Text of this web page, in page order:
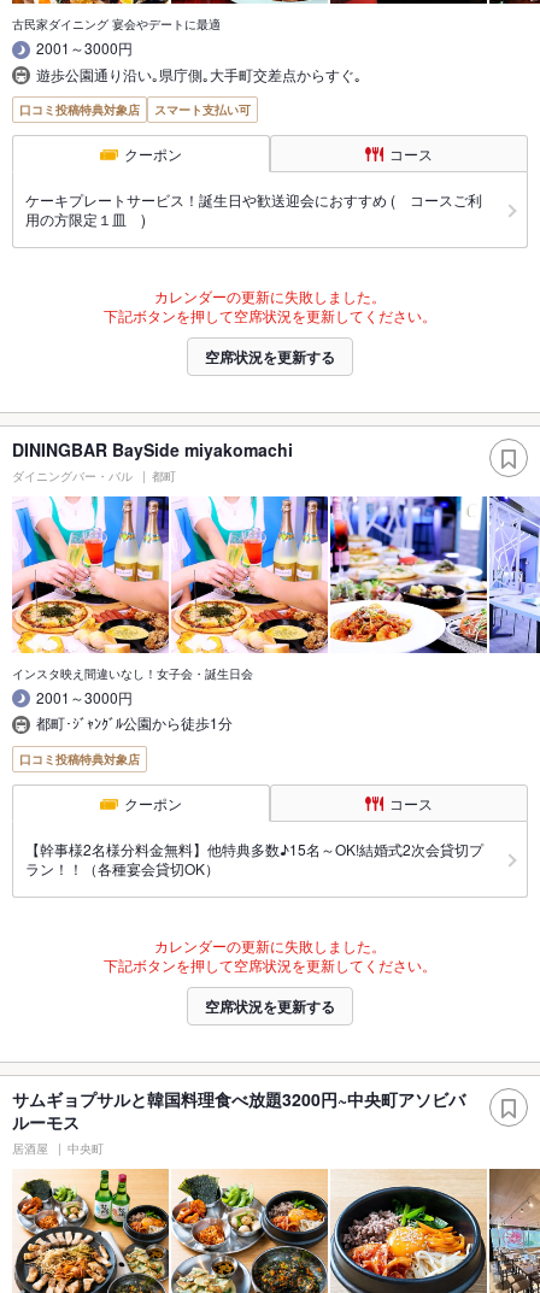
古民家ダイニング 宴会やデートに最適
2001～3000円
遊歩公園通り沿い｡県庁側｡大手町交差点からすぐ｡
口コミ投稿特典対象店 スマート支払い可
クーポン コース
ケーキプレートサービス！誕生日や歓送迎会におすすめ ( コースご利
用の方限定１皿 )
カレンダーの更新に失敗しました。
下記ボタンを押して空席状況を更新してください。
空席状況を更新する
DININGBAR BaySide miyakomachi
ダイニングバー・バル 都町
インスタ映え間違いなし！女子会・誕生日会
2001～3000円
都町･ｼﾞｬﾝｸﾞﾙ公園から徒歩1分
口コミ投稿特典対象店
クーポン コース
【幹事様2名様分料金無料】他特典多数♪15名～OK!結婚式2次会貸切プ
ラン！！（各種宴会貸切OK）
カレンダーの更新に失敗しました。
下記ボタンを押して空席状況を更新してください。
空席状況を更新する
サムギョプサルと韓国料理食べ放題3200円~中央町アソビバ
ルーモス
居酒屋 中央町